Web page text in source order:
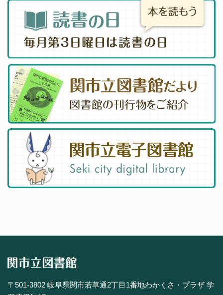
〒501-3802 岐阜県関市若草通2丁目1番地わかくさ・プラザ 学